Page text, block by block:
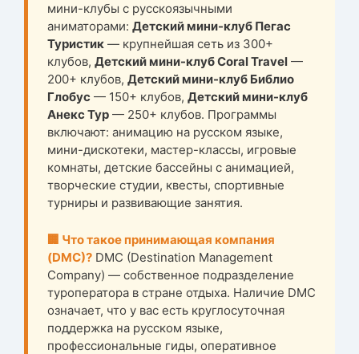
мини-клубы с русскоязычными
аниматорами: Детский мини-клуб Пегас
Туристик — крупнейшая сеть из 300+
клубов, Детский мини-клуб Coral Travel —
200+ клубов, Детский мини-клуб Библио
Глобус — 150+ клубов, Детский мини-клуб
Анекс Тур — 250+ клубов. Программы
включают: анимацию на русском языке,
мини-дискотеки, мастер-классы, игровые
комнаты, детские бассейны с анимацией,
творческие студии, квесты, спортивные
турниры и развивающие занятия.
🏢 Что такое принимающая компания
(DMC)? DMC (Destination Management
Company) — собственное подразделение
туроператора в стране отдыха. Наличие DMC
означает, что у вас есть круглосуточная
поддержка на русском языке,
профессиональные гиды, оперативное